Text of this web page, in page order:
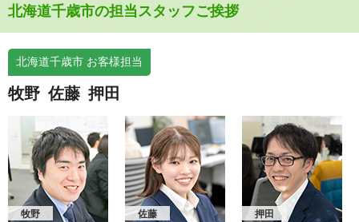
北海道千歳市の担当スタッフご挨拶
北海道千歳市 お客様担当
牧野 佐藤 押田
牧野 佐藤 押田